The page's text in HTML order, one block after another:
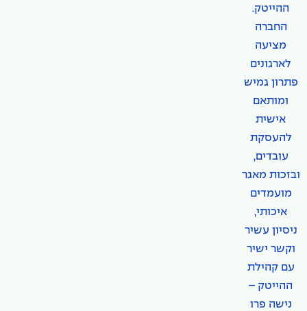
ההייטק.
החברה
מציעה
לארגונים
פתרון גמיש
ומותאם
אישית
להעסקת
עובדים,
ובזכות מאגר
מועמדים
איכותי,
ניסיון עשיר
וקשר ישיר
עם קהילת
ההייטק –
נישה פרו